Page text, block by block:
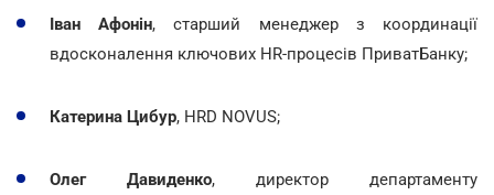
Іван Афонін, старший менеджер з координації
вдосконалення ключових HR-процесів ПриватБанку;
Катерина Цибур, HRD NOVUS;
Олег Давиденко, директор департаменту